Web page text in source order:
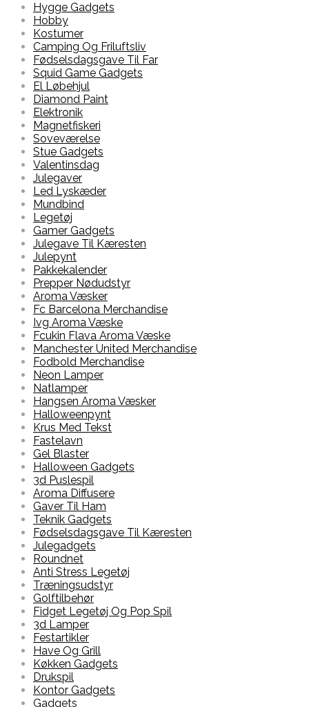
Hygge Gadgets
Hobby
Kostumer
Camping Og Friluftsliv
Fødselsdagsgave Til Far
Squid Game Gadgets
El Løbehjul
Diamond Paint
Elektronik
Magnetfiskeri
Soveværelse
Stue Gadgets
Valentinsdag
Julegaver
Led Lyskæder
Mundbind
Legetøj
Gamer Gadgets
Julegave Til Kæresten
Julepynt
Pakkekalender
Prepper Nødudstyr
Aroma Væsker
Fc Barcelona Merchandise
Ivg Aroma Væske
Fcukin Flava Aroma Væske
Manchester United Merchandise
Fodbold Merchandise
Neon Lamper
Natlamper
Hangsen Aroma Væsker
Halloweenpynt
Krus Med Tekst
Fastelavn
Gel Blaster
Halloween Gadgets
3d Puslespil
Aroma Diffusere
Gaver Til Ham
Teknik Gadgets
Fødselsdagsgave Til Kæresten
Julegadgets
Roundnet
Anti Stress Legetøj
Træningsudstyr
Golftilbehør
Fidget Legetøj Og Pop Spil
3d Lamper
Festartikler
Have Og Grill
Køkken Gadgets
Drukspil
Kontor Gadgets
Gadgets